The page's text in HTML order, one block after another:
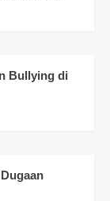
Bullying di